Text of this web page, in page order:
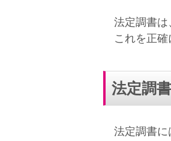
法定調書は
これを正確
法定調
法定調書に